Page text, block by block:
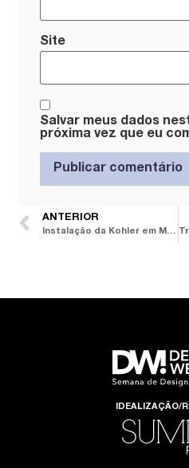
Site
Salvar meus dados
próxima vez que eu
ANTERIOR
Instalação da Kohler em Milão ressalta a relação de reciprocidade entre design e natureza
IDEALIZAÇÃO/